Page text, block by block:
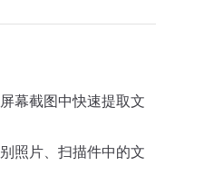
屏幕截图中快速提取文
别照片、扫描件中的文